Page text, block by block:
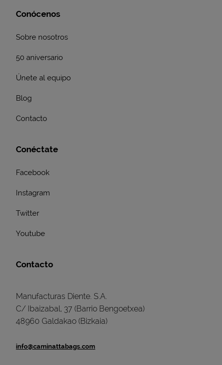
Conócenos
Sobre nosotros
50 aniversario
Únete al equipo
Blog
Contacto
Conéctate
Facebook
Instagram
Twitter
Youtube
Contacto
Manufacturas Diente. S.A.
C/ Ibaizabal, 37 (Barrio Bengoetxea)
48960 Galdakao (Bizkaia)
info@caminattabags.com